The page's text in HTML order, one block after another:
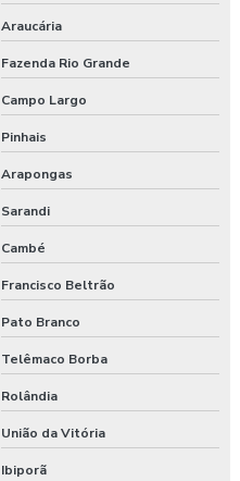
Araucária
Fazenda Rio Grande
Campo Largo
Pinhais
Arapongas
Sarandi
Cambé
Francisco Beltrão
Pato Branco
Telêmaco Borba
Rolândia
União da Vitória
Ibiporã